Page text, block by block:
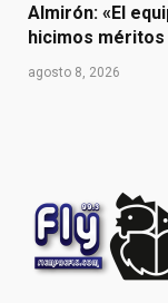
Almirón: «El
hicimos méritos
agosto 8, 2026